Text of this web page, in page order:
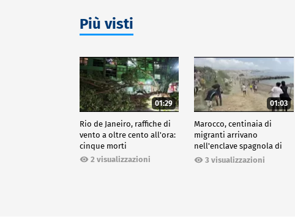
Più visti
01:29
Rio de Janeiro, raffiche di
vento a oltre cento all'ora:
cinque morti
2 visualizzazioni
01:03
Marocco, centinaia di
migranti arrivano
nell'enclave spagnola di
Ceuta3 visualizzazioni